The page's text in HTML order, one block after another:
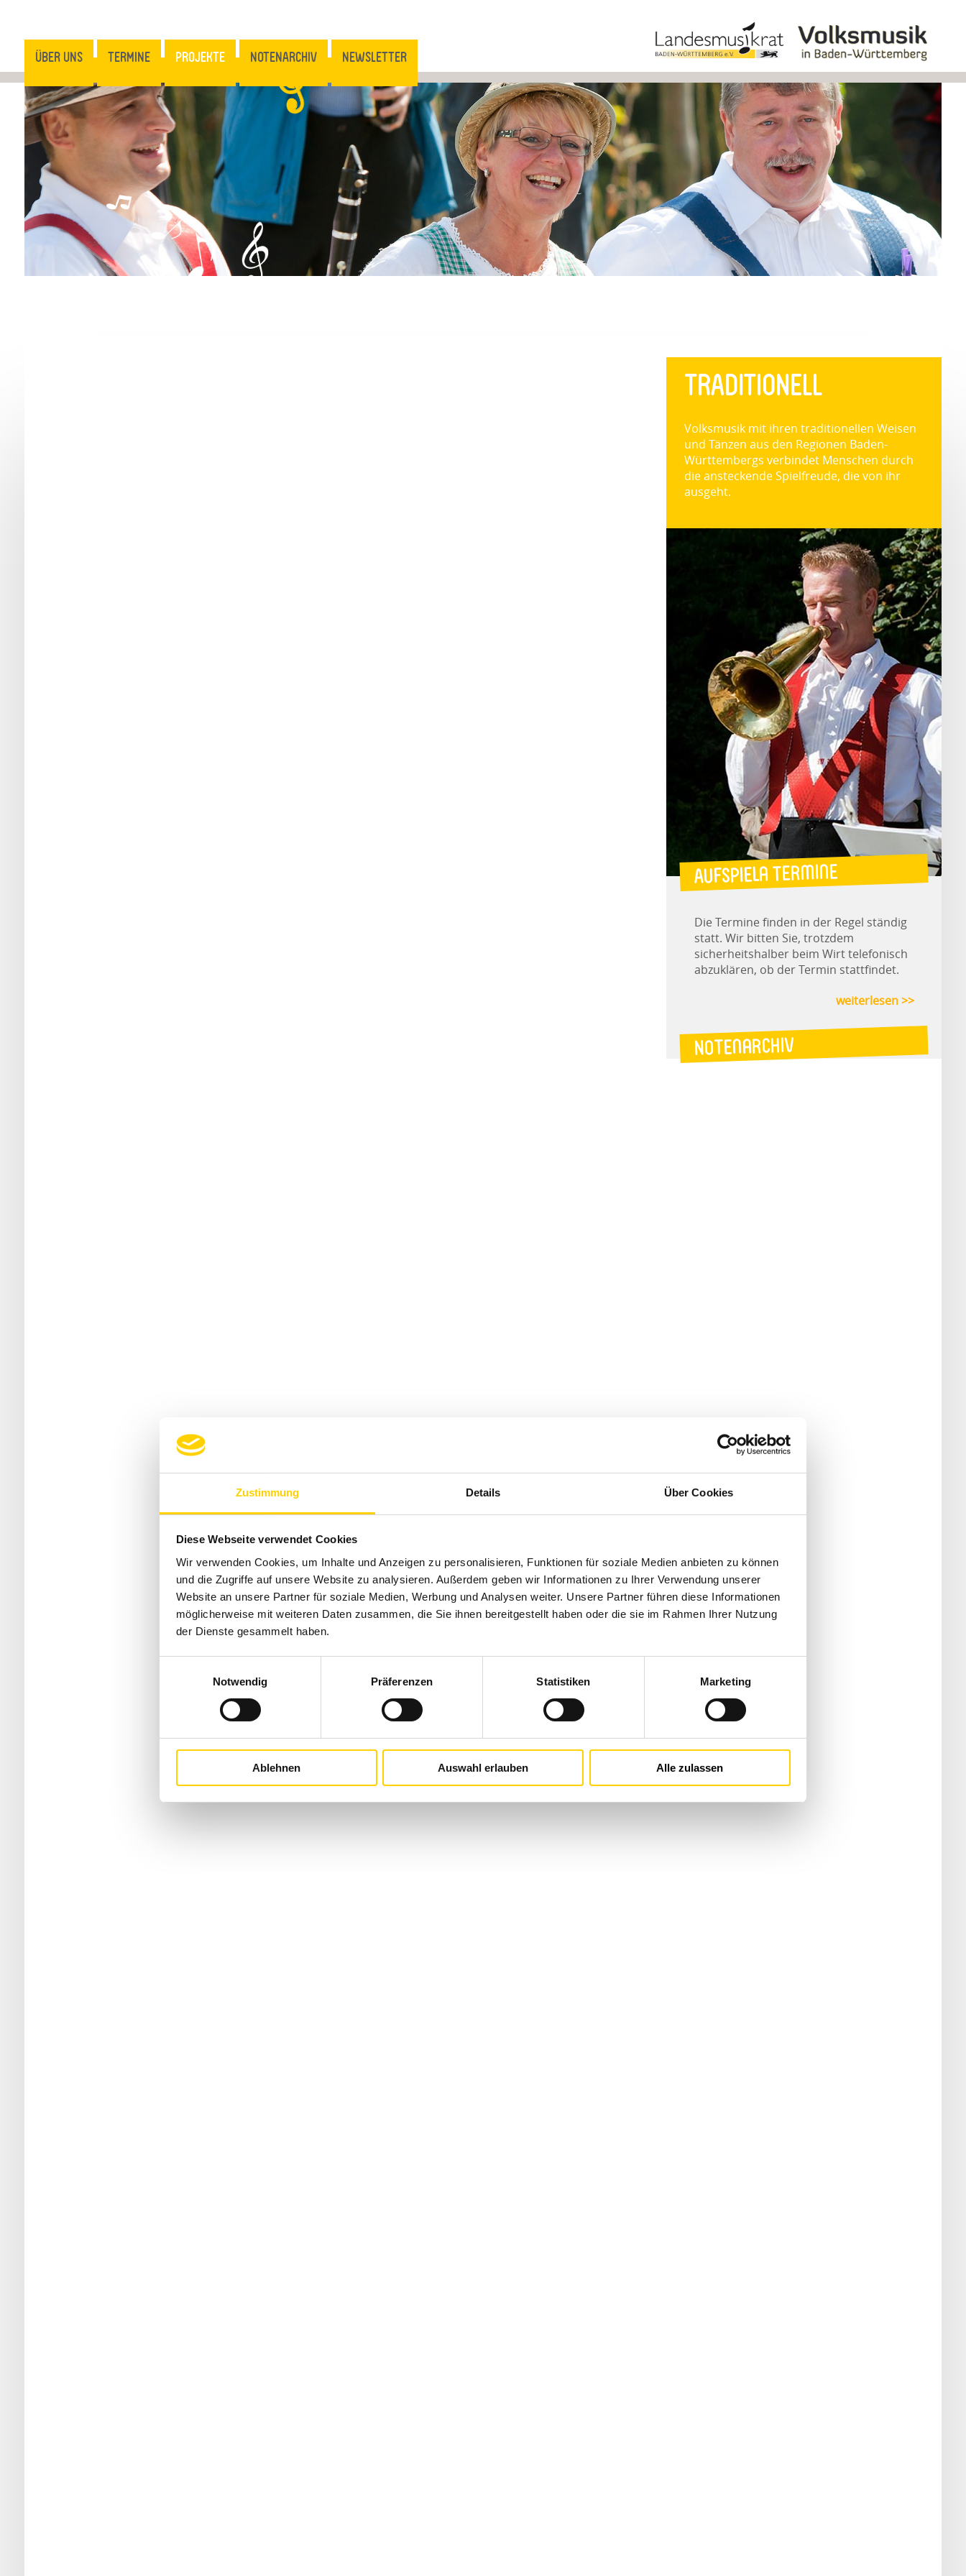
Zustimmung Details Über Cookies
Diese Webseite verwendet Cookies
Wir verwenden Cookies, um Inhalte und Anzeigen zu personalisieren, Funktionen für soziale Medien anbieten zu können
und die Zugriffe auf unsere Website zu analysieren. Außerdem geben wir Informationen zu Ihrer Verwendung unserer
Website an unsere Partner für soziale Medien, Werbung und Analysen weiter. Unsere Partner führen diese Informationen
möglicherweise mit weiteren Daten zusammen, die Sie ihnen bereitgestellt haben oder die sie im Rahmen Ihrer Nutzung
der Dienste gesammelt haben.
Notwendig
Präferenzen Statistiken Marketing
Ablehnen Auswahl erlauben Alle zulassen
ÜBER UNS TERMINE PROJEKTE NOTENARCHIV NEWSLETTER
TRADITIONELL
Volksmusik mit ihren traditionellen Weisen
und Tänzen aus den Regionen Baden-
Württembergs verbindet Menschen durch
die ansteckende Spielfreude, die von ihr
ausgeht.
Aufspiela Termine
Die Termine finden in der Regel ständig
statt. Wir bitten Sie, trotzdem
sicherheitshalber beim Wirt telefonisch
abzuklären, ob der Termin stattfindet.
weiterlesen >>
Notenarchiv